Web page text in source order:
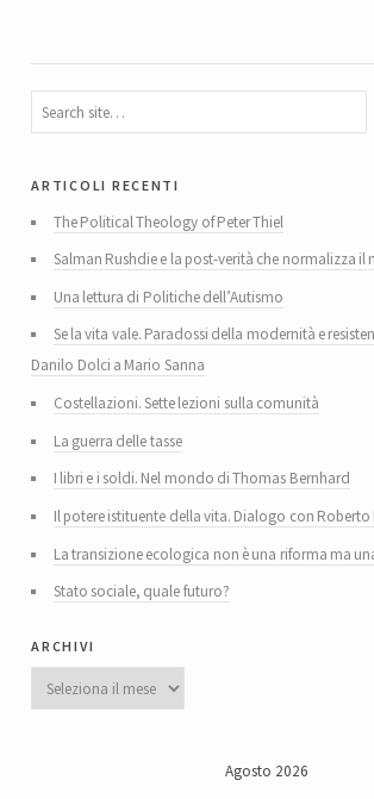
articoli recenti
The Political Theology of Peter Thiel
Salman Rushdie e la post-verità che normalizza il
Una lettura di Politiche dell’Autismo
Se la vita vale. Paradossi della modernità e
Danilo Dolci a Mario Sanna
Costellazioni. Sette lezioni sulla comunità
La guerra delle tasse
I libri e i soldi. Nel mondo di Thomas Bernhard
Il potere istituente della vita. Dialogo con Roberto
La transizione ecologica non è una riforma ma
Stato sociale, quale futuro?
archivi
Agosto 2026